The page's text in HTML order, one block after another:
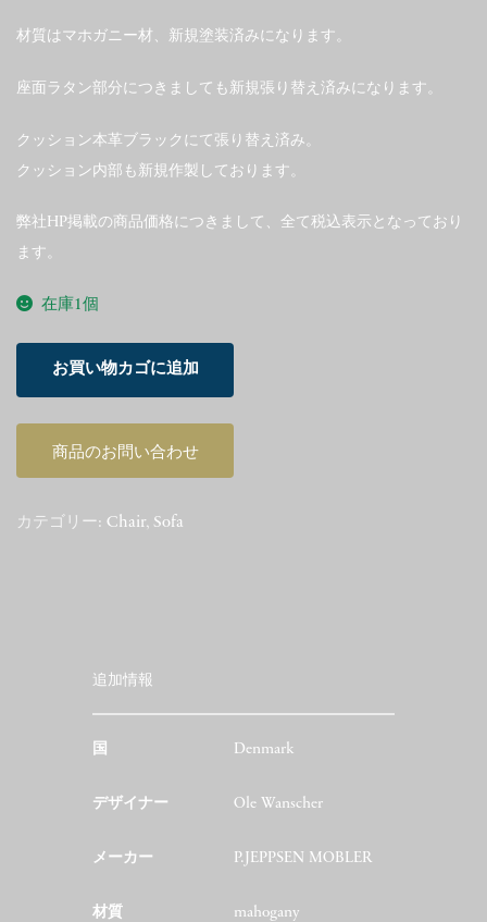
材質はマホガニー材、新規塗装済みになります。
座面ラタン部分につきましても新規張り替え済みになります。
クッション本革ブラックにて張り替え済み。
クッション内部も新規作製しております。
弊社HP掲載の商品価格につきまして、全て税込表示となっており
ます。
在庫1個
Wanscher
Mahogany
お買い物カゴに追加
商品のお問い合わせ
カテゴリー: Chair, Sofa
追加情報
国 Denmark
デザイナー Ole Wanscher
メーカー P.JEPPSEN MOBLER
材質 mahogany